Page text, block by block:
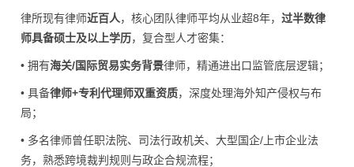
律所现有律师近百人，核心团队律师平均从业超8年， 过半数律
师具备硕士及以上学历，复合型人才密集：
• 拥有海关/国际贸易实务背景律师，精通进出口监管底层逻辑；
• 具备律师+专利代理师双重资质，深度处理海外知产侵权与布
局；
• 多名律师曾任职法院、司法行政机关、大型国企/上市企业法
务，熟悉跨境裁判规则与政企合规流程；